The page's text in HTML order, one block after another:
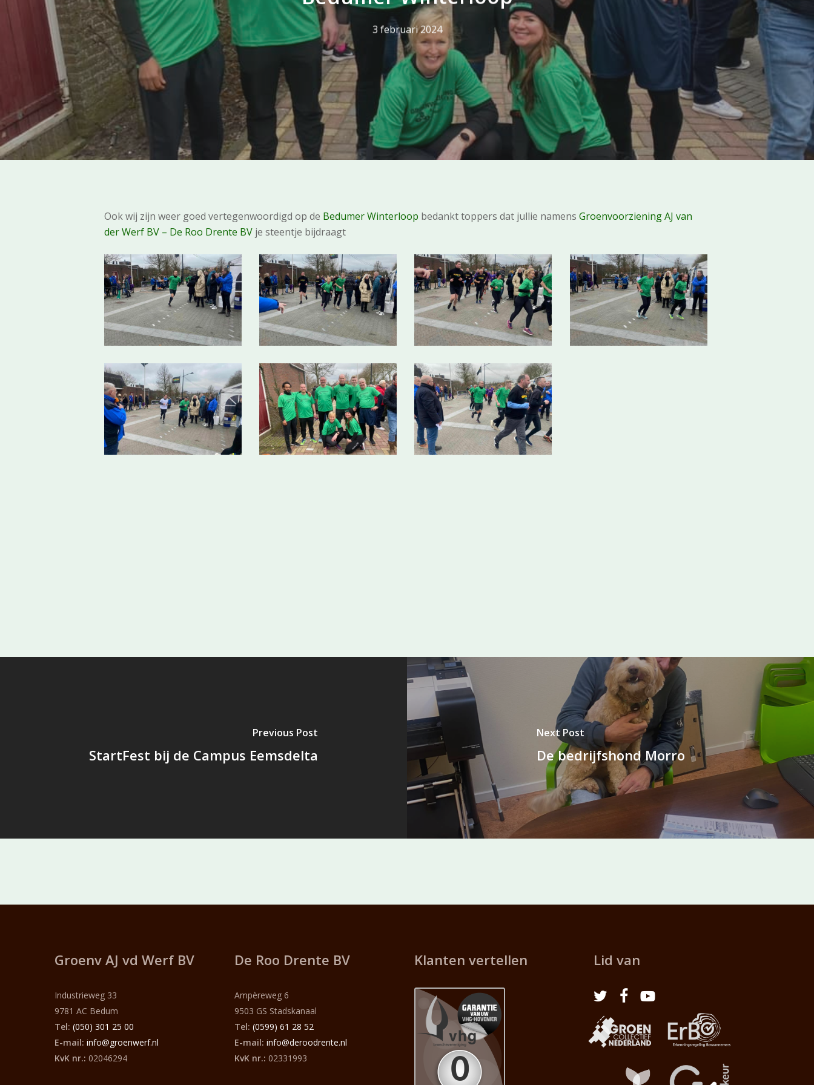
3 februari 2024
Ook wij zijn weer goed vertegenwoordigd op de Bedumer Winterloop bedankt toppers dat jullie namensGroenvoorziening AJ van
der Werf BV – De Roo Drente BV je steentje bijdraagt
425000659_7299766243416910_7380159333246380540_n425035451_7299765883416946_7580419650594238192_n425496701_7299766530083548_2970505632517394872_n425519878_7299765853416949_5196286420540000112_n
425541785_7299766033416931_4174809713625352180_n425584169_7299765106750357_823408789070763876_n425893099_7299766276750240_2622443501887195086_n
Previous Post
StartFest bij de Campus Eemsdelta
Next Post
De bedrijfshond Morro
Groenv AJ vd Werf BV
Industrieweg 33
9781 AC Bedum
Tel: (050) 301 25 00
E-mail: info@groenwerf.nl
KvK nr.: 02046294
De Roo Drente BV
Ampèreweg 6
9503 GS Stadskanaal
Tel: (0599) 61 28 52
E-mail: info@deroodrente.nl
KvK nr.: 02331993
Klanten vertellen Lid van